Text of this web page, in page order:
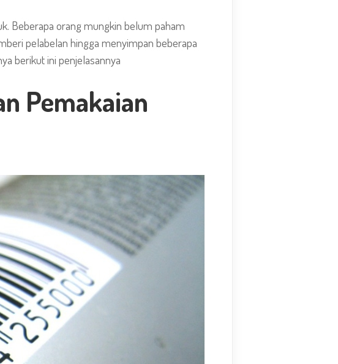
Beberapa orang mungkin belum paham
pelabelan hingga menyimpan beberapa
berikut ini penjelasannya
Pemakaian